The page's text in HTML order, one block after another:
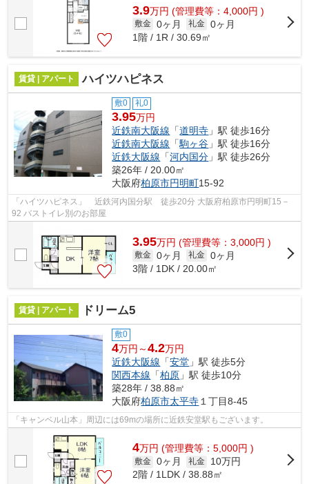
3.9万円 (管理費等：4,000円 )
敷金 0ヶ月 礼金 0ヶ月
1階 / 1R / 30.69㎡
賃貸 | アパート ハイツハピネス
敷0 礼0
3.95万円
近鉄南大阪線 「道明寺 」駅 徒歩16分
近鉄南大阪線 「駒ヶ谷 」駅 徒歩16分
近鉄大阪線 「河内国分 」駅 徒歩26分
築26年 / 20.00㎡
大阪府柏原市円明町15-92
「ハイツハピネス」 近鉄河内国分駅 徒歩20分 大阪府柏原市円明町15－
92 バストイレ別のお部屋
3.95万円 (管理費等：3,000円 )
敷金 0ヶ月 礼金 0ヶ月
3階 / 1DK / 20.00㎡
賃貸 | アパート ドリーム5
敷0
4万円～4.2万円
近鉄大阪線 「安堂 」駅 徒歩5分
関西本線 「柏原 」駅 徒歩10分
築28年 / 38.88㎡
大阪府柏原市太平寺 １丁目8-45
「キャンベル山本」周辺には69mの場所に近鉄安堂駅もございます。
4万円 (管理費等：5,000円 )
敷金 0ヶ月 礼金
10万円
2階 / 1LDK / 38.88㎡